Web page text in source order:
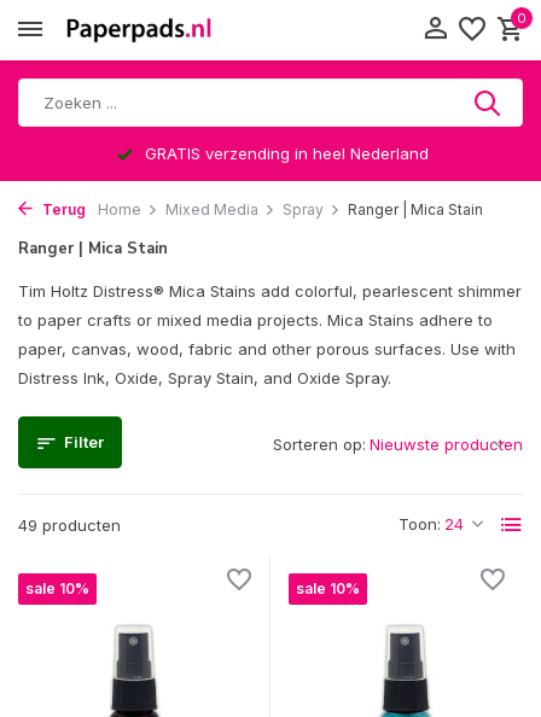
0
Altijd een leuke verrassing
Terug Home Mixed Media Spray Ranger | Mica Stain
Ranger | Mica Stain
Tim Holtz Distress® Mica Stains add colorful, pearlescent shimmer
to paper crafts or mixed media projects. Mica Stains adhere to
paper, canvas, wood, fabric and other porous surfaces. Use with
Distress Ink, Oxide, Spray Stain, and Oxide Spray.
Filter
49 producten Toon:
Sorteren op:
sale 10% sale 10%